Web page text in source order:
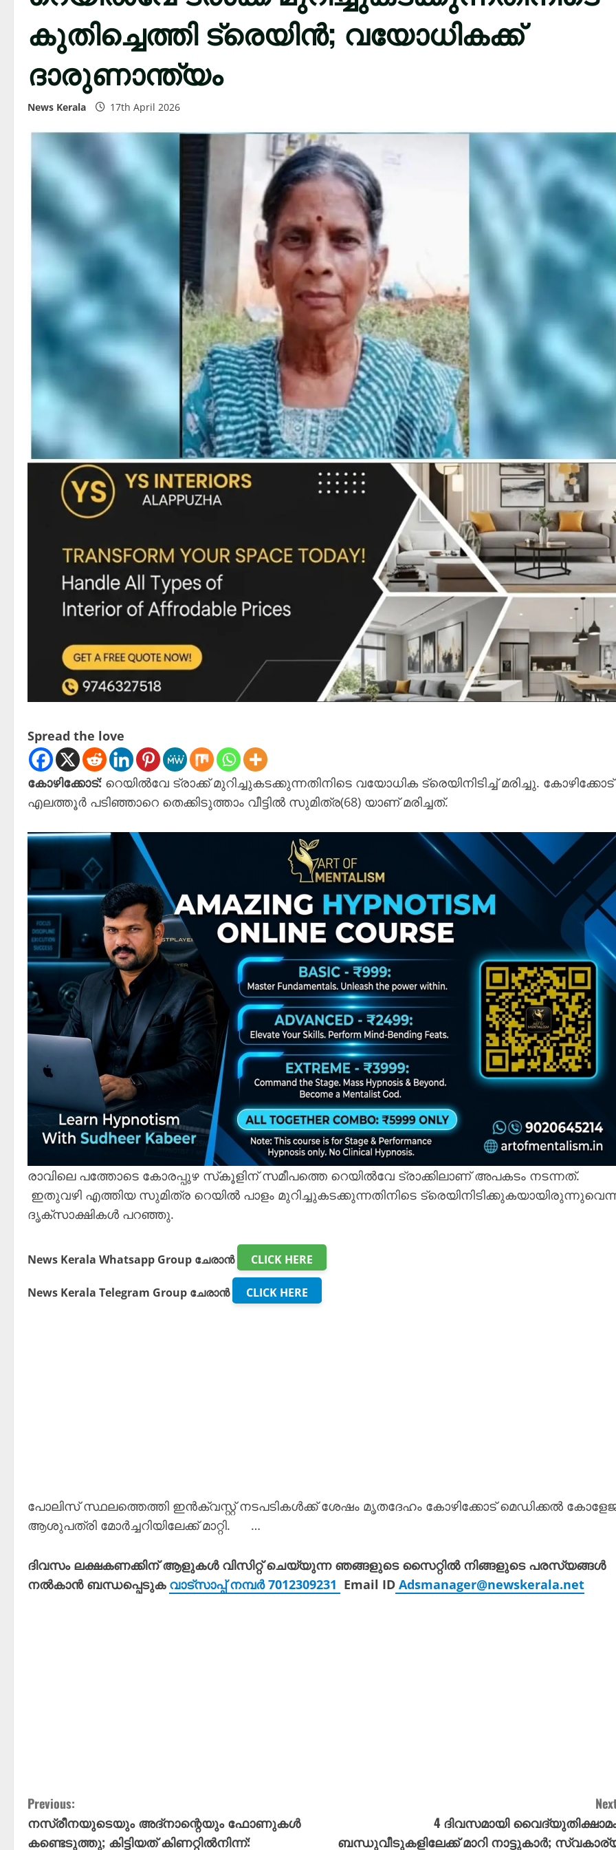
കുതിച്ചെത്തി ട്രെയിന്‍; വയോധികക്ക്
ദാരുണാന്ത്യം
News Kerala 17th April 2026
Spread the love
കോഴിക്കോട്: റെയില്‍വേ ട്രാക്ക് മുറിച്ചുകടക്കുന്നതിനിടെ വയോധിക ട്രെയിനിടിച്ച് മരിച്ചു. കോഴിക്കോട്
എലത്തൂര്‍ പടിഞ്ഞാറെ തെക്കിടുത്താം വീട്ടില്‍ സുമിത്ര(68) യാണ് മരിച്ചത്.
രാവിലെ പത്തോടെ കോരപ്പുഴ സ്‌കൂളിന് സമീപത്തെ റെയില്‍വേ ട്രാക്കിലാണ് അപകടം നടന്നത്.
ഇതുവഴി എത്തിയ സുമിത്ര റെയില്‍ പാളം മുറിച്ചുകടക്കുന്നതിനിടെ
ദൃക്‌സാക്ഷികള്‍ പറഞ്ഞു.
News Kerala Whatsapp Group ചേരാൻ CLICK HERE
News Kerala Telegram Group ചേരാൻ CLICK HERE
പോലിസ് സ്ഥലത്തെത്തി ഇന്‍ക്വസ്റ്റ് നടപടികള്‍ക്ക് ശേഷം മൃതദേഹം കോഴിക്കോട് മെഡിക്കല്‍
ആശുപത്രി മോര്‍ച്ചറിയിലേക്ക് മാറ്റി. …
ദിവസം ലക്ഷകണക്കിന് ആളുകൾ വിസിറ്റ് ചെയ്യുന്ന ഞങ്ങളുടെ സൈറ്റിൽ നിങ്ങളുടെ പരസ്യങ്ങൾ
നൽകാൻ ബന്ധപ്പെടുക വാട്സാപ്പ് നമ്പർ 7012309231 Email ID Adsmanager@newskerala.net
C
o
Previous:
നസ്രീനയുടെയും അദ്നാന്റെയും ഫോണുകൾ
കണ്ടെടുത്തു; കിട്ടിയത് കിണറ്റിൽനിന്ന്:
4 ദിവസമായി
ബന്ധുവീടുകളിലേക്ക് മാറി നാട്ടുകാർ;